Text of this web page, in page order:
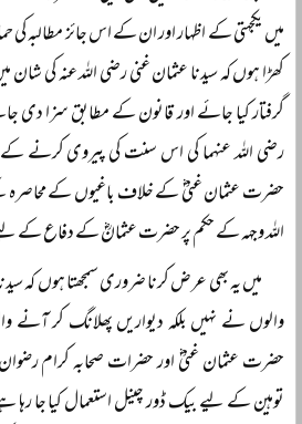
میں یکجہتی کے اظہار اور ان کے اس جائز
کھڑا ہوں کہ سیدنا عثمان غنی رضی اللہ عنہ کی
گرفتار کیا جائے اور قانون کے مطابق سزا دی
رضی اللہ عنہما کی اس سنت کی پیروی کرنے
حضرت عثمان غنیؓ کے خلاف باغیوں کے محاصرہ
اللہ وجہہ کے حکم پر حضرت عثمانؓ کے دفاع کے
میں یہ بھی عرض کرنا ضروری سمجھتا ہوں کہ
والوں نے نہیں بلکہ دیواریں پھلانگ کر آنے
حضرت عثمان غنیؓ اور حضرات صحابہ کرام رضوان
توہین کے لیے بیک ڈور چینل استعمال کیا جا